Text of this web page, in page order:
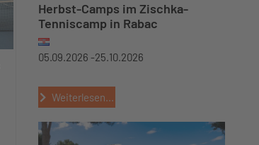
Herbst-Camps im Zischka-
Tenniscamp in Rabac
05.09.2026 -25.10.2026
Weiterlesen...